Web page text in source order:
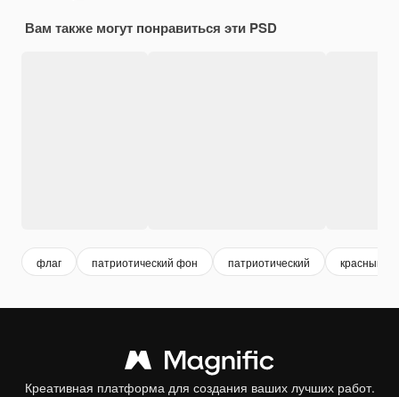
Вам также могут понравиться эти PSD
флаг патриотический фон патриотический красный
Креативная платформа для создания ваших лучших работ.